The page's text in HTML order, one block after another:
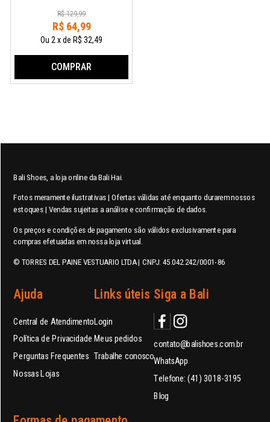
R$ 129,99
R$ 64,99
Ou2 xde R$ 32,49
COMPRAR
Bali Shoes, a loja online da Bali Hai.
Fotos meramente ilustrativas | Ofertas válidas até enquanto durarem nossos
estoques | Vendas sujeitas a análise e confirmação de dados.
Os preços e condições de pagamento são válidos exclusivamente para
compras efetuadas em nossa loja virtual.
© TORRES DEL PAINE VESTUARIO LTDA | CNPJ: 45.042.242/0001-86
Ajuda
Central de Atendimento
Política de Privacidade
Perguntas Frequentes
Nossas Lojas
Links úteis
Login
Meus pedidos
Trabalhe conosco
Siga a Bali
contato@balishoes.com.br
WhatsApp
Telefone: (41) 3018-3195
Blog